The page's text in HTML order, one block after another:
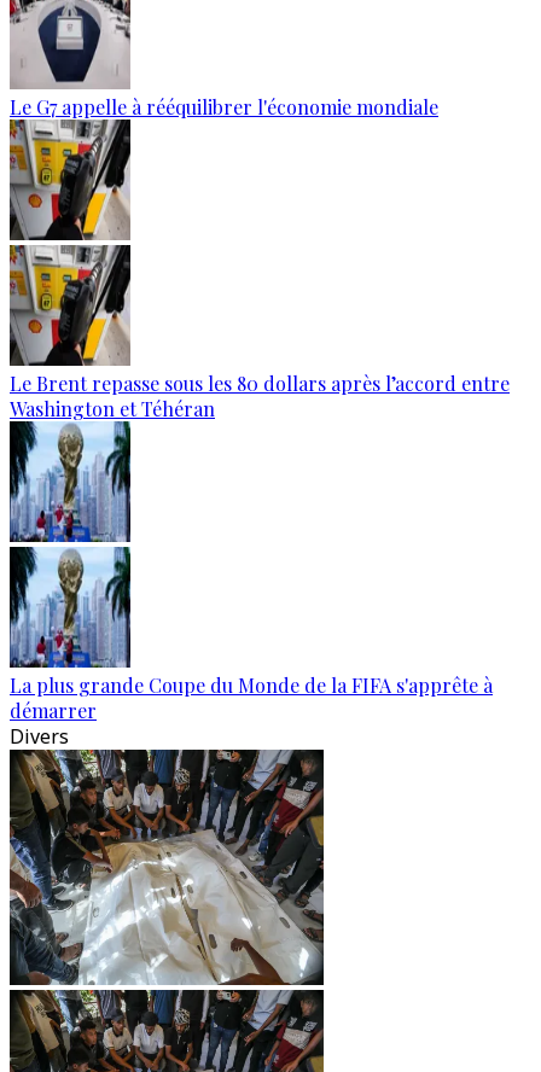
Le G7 appelle à rééquilibrer l'économie mondiale
Le Brent repasse sous les 80 dollars après l’accord entre
Washington et Téhéran
La plus grande Coupe du Monde de la FIFA s'apprête à
démarrer
Divers